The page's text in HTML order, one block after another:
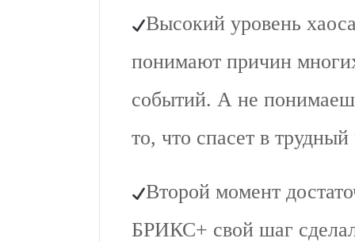
Высокий уровень
понимают причин
событий. А не
то, что спасет в
Второй момент
БРИКС+ свой шаг